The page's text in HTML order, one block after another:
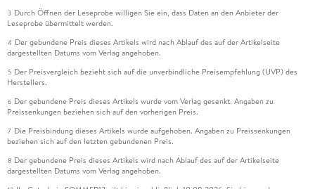
3 Durch Öffnen der Leseprobe willigen Sie ein, dass Daten an den Anbieter der
Leseprobe übermittelt werden.
4 Der gebundene Preis dieses Artikels wird nach Ablauf des auf der Artikelseite
dargestellten Datums vom Verlag angehoben.
5 Der Preisvergleich bezieht sich auf die unverbindliche Preisempfehlung (UVP) des
Herstellers.
6 Der gebundene Preis dieses Artikels wurde vom Verlag gesenkt. Angaben zu
Preissenkungen beziehen sich auf den vorherigen Preis.
7 Die Preisbindung dieses Artikels wurde aufgehoben. Angaben zu Preissenkungen
beziehen sich auf den letzten gebundenen Preis.
8 Der gebundene Preis dieses Artikels wird nach Ablauf des auf der Artikelseite
dargestellten Datums vom Verlag angehoben.